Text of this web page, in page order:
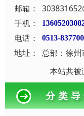
邮箱：
手机：
电话： 0513-
地址：
总部：徐
本站共被